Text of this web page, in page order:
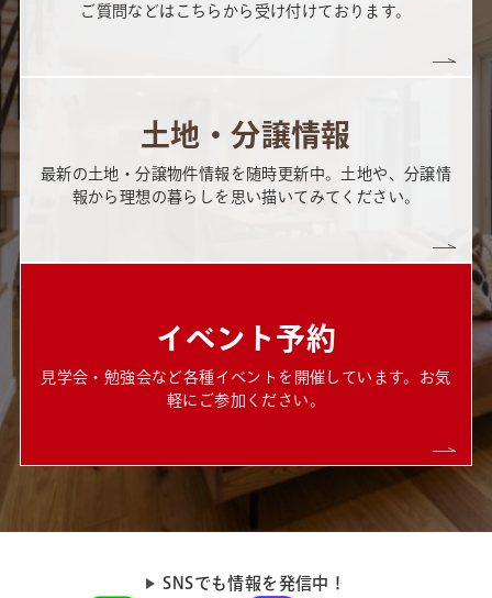
ご質問などはこちらから受け付けております。
土地・分譲情報
最新の土地・分譲物件情報を随時更新中。土地や、分譲情
報から理想の暮らしを思い描いてみてください。
イベント予約
見学会・勉強会など各種イベントを開催しています。お気
軽にご参加ください。
SNSでも情報を発信中！